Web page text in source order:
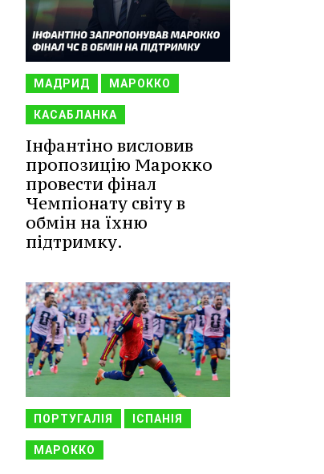
МАДРИД МАРОККО
КАСАБЛАНКА
Інфантіно висловив
пропозицію Марокко
провести фінал
Чемпіонату світу в
обмін на їхню
підтримку.
ПОРТУГАЛІЯ ІСПАНІЯ
МАРОККО